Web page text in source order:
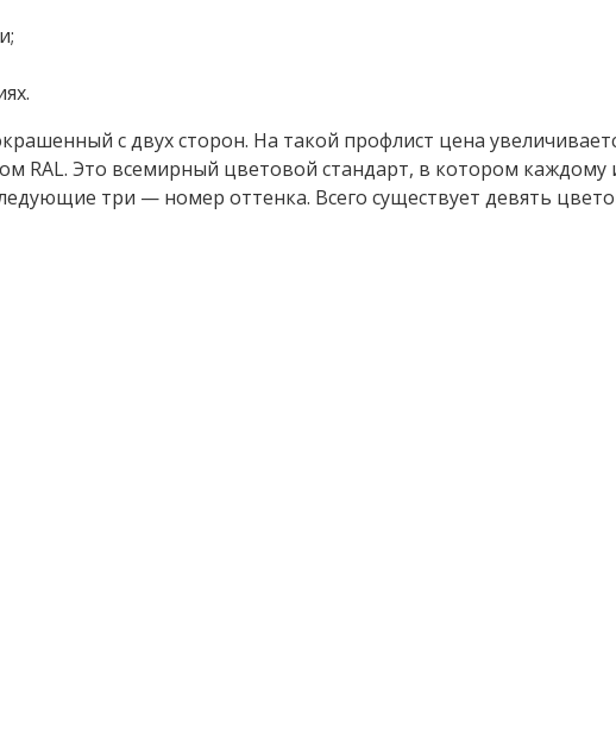
с двух сторон. На такой профлист цена
RAL. Это всемирный цветовой стандарт, в котором
три — номер оттенка. Всего существует девять